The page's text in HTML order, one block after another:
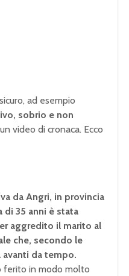
ad esempio
sobrio e non
video di cronaca. Ecco
da Angri, in provincia
di 35 anni è stata
aggredito il marito al
che, secondo le
da tempo.
ferito in modo molto